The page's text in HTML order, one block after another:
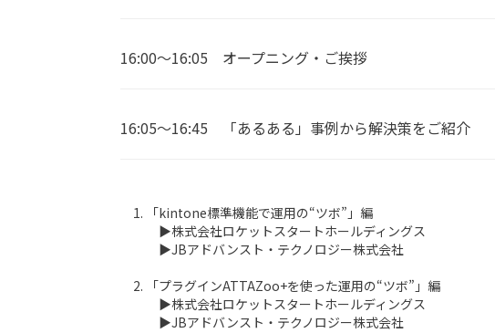
16:00～16:05 オープニング・ご挨拶
16:05～16:45 「あるある」事例から解決策をご紹介
「kintone標準機能で運用の“ツボ”」編
▶︎株式会社ロケットスタートホールディングス
▶︎JBアドバンスト・テクノロジー株式会社
「プラグインATTAZoo+を使った運用の“ツボ”」編
▶︎株式会社ロケットスタートホールディングス
▶︎JBアドバンスト・テクノロジー株式会社